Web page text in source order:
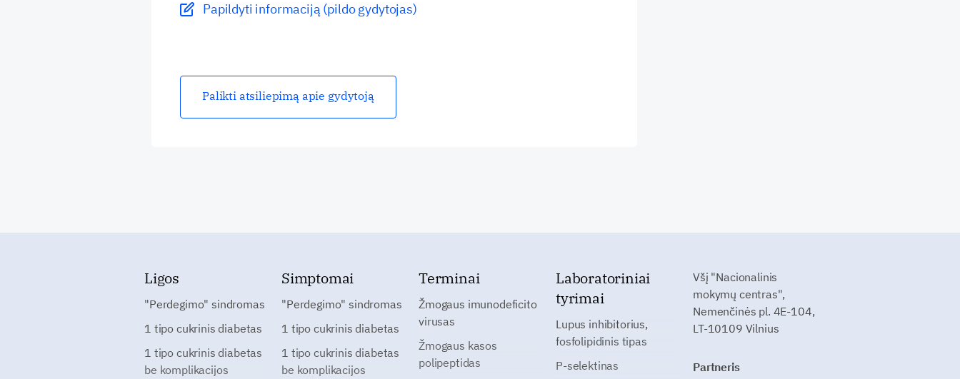
Papildyti informaciją (pildo gydytojas)
Palikti atsiliepimą apie gydytoją
Ligos
"Perdegimo" sindromas
1 tipo cukrinis diabetas
1 tipo cukrinis diabetas
be komplikacijos
Simptomai
"Perdegimo" sindromas
1 tipo cukrinis diabetas
1 tipo cukrinis diabetas
be komplikacijos
Terminai
Žmogaus imunodeficito
virusas
Žmogaus kasos
polipeptidas
Laboratoriniai
tyrimai
Lupus inhibitorius,
fosfolipidinis tipas
P-selektinas
Všį "Nacionalinis
mokymų centras",
Nemenčinės pl. 4E-104,
LT-10109 Vilnius
Partneris